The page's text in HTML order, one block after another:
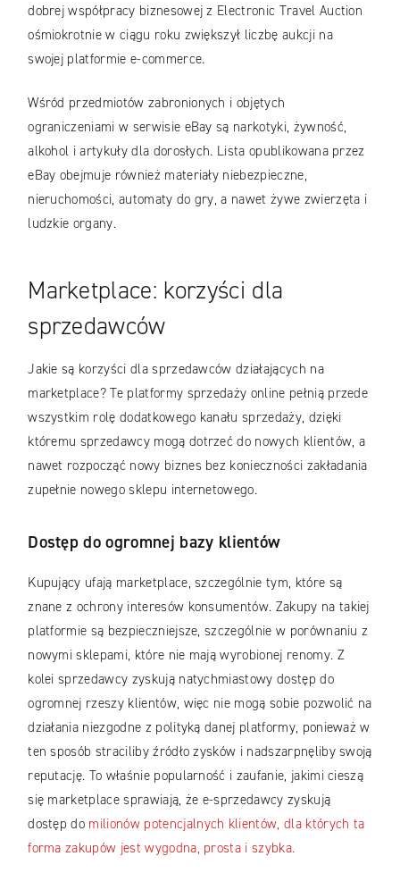
dobrej współpracy biznesowej z Electronic Travel Auction
ośmiokrotnie w ciągu roku zwiększył liczbę aukcji na
swojej platformie e-commerce.
Wśród przedmiotów zabronionych i objętych
ograniczeniami w serwisie eBay są narkotyki, żywność,
alkohol i artykuły dla dorosłych. Lista opublikowana przez
eBay obejmuje również materiały niebezpieczne,
nieruchomości, automaty do gry, a nawet żywe zwierzęta i
ludzkie organy.
Marketplace: korzyści dla
sprzedawców
Jakie są korzyści dla sprzedawców działających na
marketplace? Te platformy sprzedaży online pełnią przede
wszystkim rolę dodatkowego kanału sprzedaży, dzięki
któremu sprzedawcy mogą dotrzeć do nowych klientów, a
nawet rozpocząć nowy biznes bez konieczności zakładania
zupełnie nowego sklepu internetowego.
Dostęp do ogromnej bazy klientów
Kupujący ufają marketplace, szczególnie tym, które są
znane z ochrony interesów konsumentów. Zakupy na takiej
platformie są bezpieczniejsze, szczególnie w porównaniu z
nowymi sklepami, które nie mają wyrobionej renomy. Z
kolei sprzedawcy zyskują natychmiastowy dostęp do
ogromnej rzeszy klientów, więc nie mogą sobie pozwolić na
działania niezgodne z polityką danej platformy, ponieważ w
ten sposób straciliby źródło zysków i nadszarpnęliby swoją
reputację. To właśnie popularność i zaufanie, jakimi cieszą
się marketplace sprawiają, że e-sprzedawcy zyskują
dostęp do milionów potencjalnych klientów, dla których ta
forma zakupów jest wygodna, prosta i szybka.